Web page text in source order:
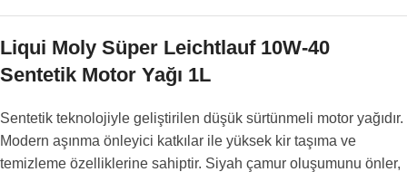
Liqui Moly Süper Leichtlauf 10W-40
Sentetik Motor Yağı 1L
Sentetik teknolojiyle geliştirilen düşük sürtünmeli motor yağıdır.
Modern aşınma önleyici katkılar ile yüksek kir taşıma ve
temizleme özelliklerine sahiptir. Siyah çamur oluşumunu önler,